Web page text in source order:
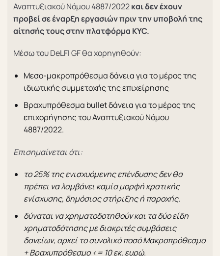
Αναπτυξιακού Νόμου 4887/2022και δεν έχουν
προβεί σε έναρξη εργασιών πριν την υποβολή της
αίτησής τους στην πλατφόρμα KYC.
Μέσω του DeLFI GF θα χορηγηθούν:
Μεσο-μακροπρόθεσμα δάνεια για το μέρος της
ιδιωτικής συμμετοχής της επιχείρησης
Βραχυπρόθεσμα bullet δάνεια για το μέρος της
επιχορήγησης του Αναπτυξιακού Νόμου
4887/2022.
Επισημαίνεται ότι:
το 25% της ενισχυόμενης επένδυσης δεν θα
πρέπει να λαμβάνει καμία μορφή κρατικής
ενίσχυσης, δημόσιας στήριξης ή παροχής.
δύναται να χρηματοδοτηθούν και τα δύο είδη
χρηματοδότησης με διακριτές συμβάσεις
δανείων, αρκεί το συνολικό ποσό Μακροπρόθεσμο
+ Βραχυπρόθεσμο <= 10 εκ. ευρώ.